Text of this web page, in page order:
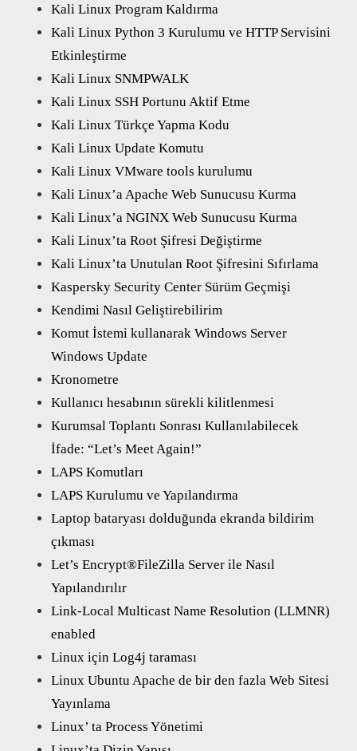
Kali Linux Program Kaldırma
Kali Linux Python 3 Kurulumu ve HTTP Servisini
Etkinleştirme
Kali Linux SNMPWALK
Kali Linux SSH Portunu Aktif Etme
Kali Linux Türkçe Yapma Kodu
Kali Linux Update Komutu
Kali Linux VMware tools kurulumu
Kali Linux’a Apache Web Sunucusu Kurma
Kali Linux’a NGINX Web Sunucusu Kurma
Kali Linux’ta Root Şifresi Değiştirme
Kali Linux’ta Unutulan Root Şifresini Sıfırlama
Kaspersky Security Center Sürüm Geçmişi
Kendimi Nasıl Geliştirebilirim
Komut İstemi kullanarak Windows Server
Windows Update
Kronometre
Kullanıcı hesabının sürekli kilitlenmesi
Kurumsal Toplantı Sonrası Kullanılabilecek
İfade: “Let’s Meet Again!”
LAPS Komutları
LAPS Kurulumu ve Yapılandırma
Laptop bataryası dolduğunda ekranda bildirim
çıkması
Let’s Encrypt®FileZilla Server ile Nasıl
Yapılandırılır
Link-Local Multicast Name Resolution (LLMNR)
enabled
Linux için Log4j taraması
Linux Ubuntu Apache de bir den fazla Web Sitesi
Yayınlama
Linux’ ta Process Yönetimi